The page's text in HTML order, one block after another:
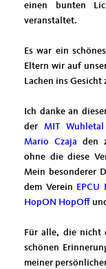
einen bunten
veranstaltet.
Es war ein
Eltern wir auf
Lachen ins
Ich danke an
derMIT Wuhletal
Mario Czaja den
ohne die diese
Mein besonderer
dem Verein
HopON HopOff
Für alle, die nicht
schönen
meiner